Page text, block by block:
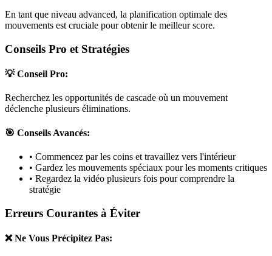
En tant que niveau advanced, la planification optimale des
mouvements est cruciale pour obtenir le meilleur score.
Conseils Pro et Stratégies
💡 Conseil Pro:
Recherchez les opportunités de cascade où un mouvement
déclenche plusieurs éliminations.
🎯 Conseils Avancés:
• Commencez par les coins et travaillez vers l'intérieur
• Gardez les mouvements spéciaux pour les moments critiques
• Regardez la vidéo plusieurs fois pour comprendre la
stratégie
Erreurs Courantes à Éviter
❌ Ne Vous Précipitez Pas: